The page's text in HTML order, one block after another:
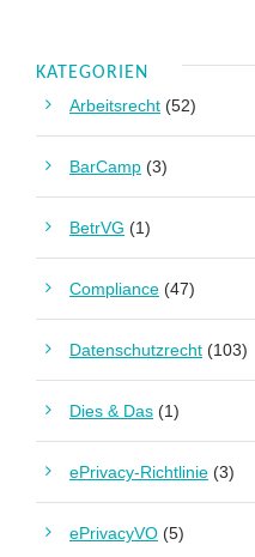
KATEGORIEN
Arbeitsrecht (52)
BarCamp (3)
BetrVG (1)
Compliance (47)
Datenschutzrecht (103)
Dies & Das (1)
ePrivacy-Richtlinie (3)
ePrivacyVO (5)